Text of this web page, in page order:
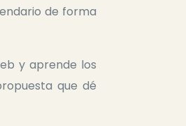
de forma
y aprende los
que dé